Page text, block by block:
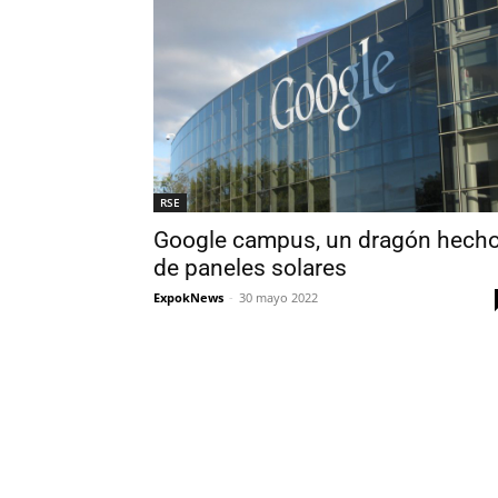
RSE
Google campus, un dragón
de paneles solares
ExpokNews - 30 mayo 2022